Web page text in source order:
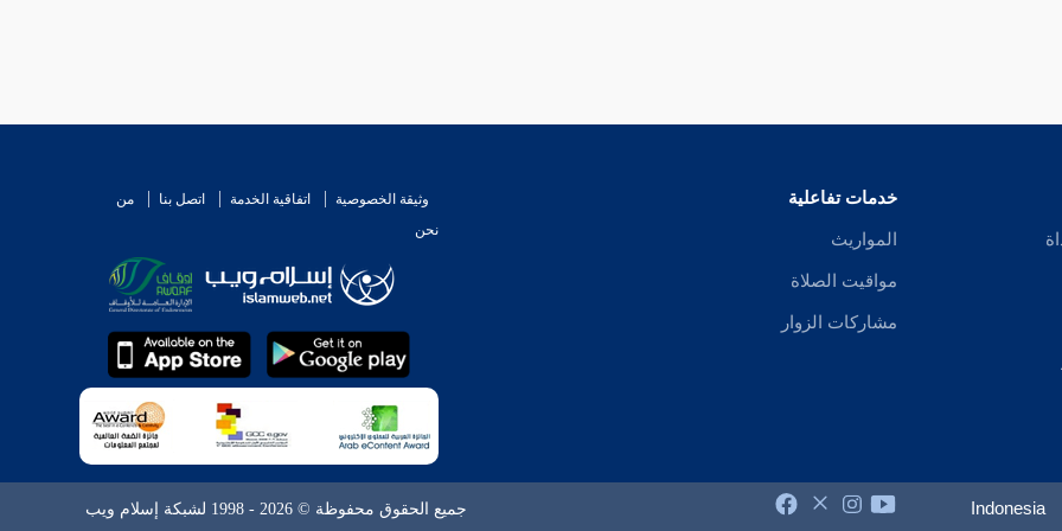
خدمات تفاعلية
المواريث
مواقيت الصلاة
مشاركات الزوار
وثيقة الخصوصية اتفاقية الخدمة اتصل بنا
من
نحن
Indonesia جميع الحقوق محفوظة © 2026 - 1998 لشبكة إسلام ويب